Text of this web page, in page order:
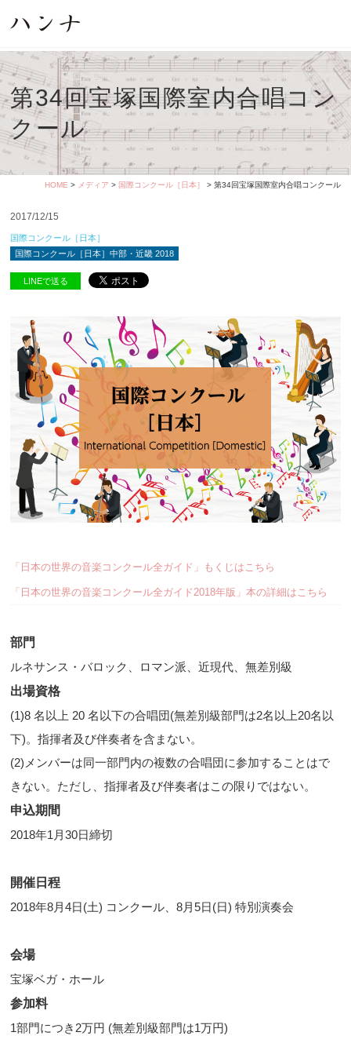
第34回宝塚国際室内合唱コン
クール
HOME > メディア > 国際コンクール［日本］ > 第34回宝塚国際室内合唱コンクール
2017/12/15
国際コンクール［日本］
国際コンクール［日本］中部・近畿 2018
LINEで送る
「日本の世界の音楽コンクール全ガイド」もくじはこちら
「日本の世界の音楽コンクール全ガイド2018年版」本の詳細はこちら
部門
ルネサンス・バロック、ロマン派、近現代、無差別級
出場資格
(1)8 名以上 20 名以下の合唱団(無差別級部門は2名以上20名以
下)。指揮者及び伴奏者を含まない。
(2)メンバーは同一部門内の複数の合唱団に参加することはで
きない。ただし、指揮者及び伴奏者はこの限りではない。
申込期間
2018年1月30日締切
開催日程
2018年8月4日(土) コンクール、8月5日(日) 特別演奏会
会場
宝塚ベガ・ホール
参加料
1部門につき2万円 (無差別級部門は1万円)